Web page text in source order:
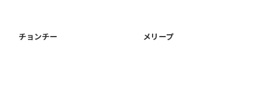
チョンチー メリープ